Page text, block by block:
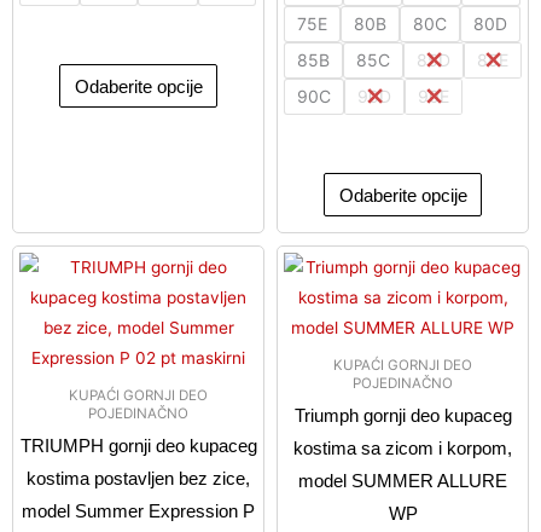
Odaberite opcije
75E
80B 80C
80D
85B
85C 85D
85E
90C
90D 90E
Odaberite opcije
KUPAĆI GORNJI DEO
POJEDINAČNO
TRIUMPH gornji deo kupaceg
kostima postavljen bez zice,
model Summer Expression P
Ovaj
proizvod
ima
više
mogu
biti
izabrane
KUPAĆI GORNJI DEO
POJEDINAČNO
Triumph gornji deo kupaceg
kostima sa zicom i korpom,
model SUMMER ALLURE
WP
Ovaj
ima
Opcije
mogu
biti